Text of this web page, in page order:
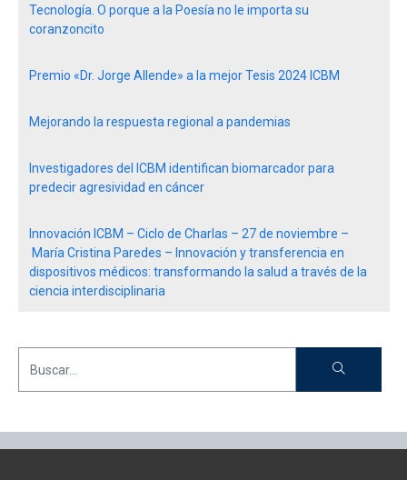
Tecnología. O porque a la Poesía no le importa su
coranzoncito
Premio «Dr. Jorge Allende» a la mejor Tesis 2024 ICBM
Mejorando la respuesta regional a pandemias
Investigadores del ICBM identifican biomarcador para
predecir agresividad en cáncer
Innovación ICBM – Ciclo de Charlas – 27 de noviembre –
María Cristina Paredes – Innovación y transferencia en
dispositivos médicos: transformando la salud a través de la
ciencia interdisciplinaria